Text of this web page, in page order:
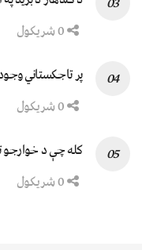
پر تاجکستاني
کله چې د خوارجو